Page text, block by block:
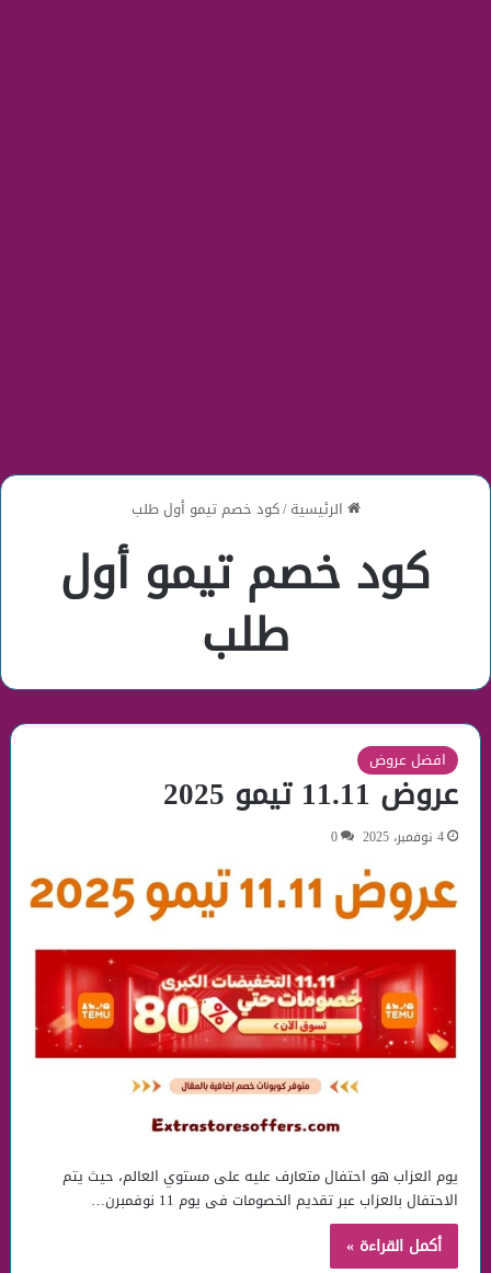
الرئيسية/كود خصم تيمو أول طلب
كود خصم تيمو أول
طلب
افضل عروض
عروض 11.11 تيمو 2025
4 نوفمبر، 2025 0
يوم العزاب هو احتفال متعارف عليه على مستوي العالم، حيث يتم
الاحتفال بالعزاب عبر تقديم الخصومات فى يوم 11 نوفمبرن…
أكمل القراءة »